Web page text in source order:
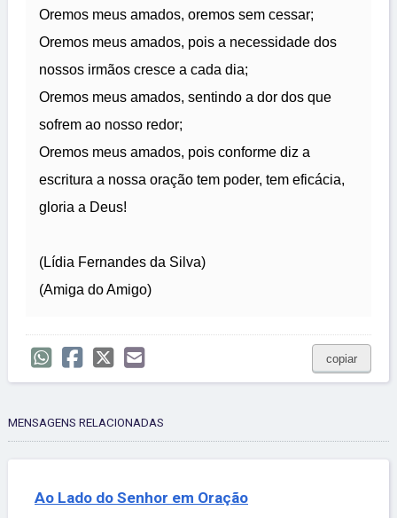
Oremos meus amados, oremos sem cessar;
Oremos meus amados, pois a necessidade dos
nossos irmãos cresce a cada dia;
Oremos meus amados, sentindo a dor dos que
sofrem ao nosso redor;
Oremos meus amados, pois conforme diz a
escritura a nossa oração tem poder, tem eficácia,
gloria a Deus!
(Lídia Fernandes da Silva)
(Amiga do Amigo)
copiar
MENSAGENS RELACIONADAS
Ao Lado do Senhor em Oração